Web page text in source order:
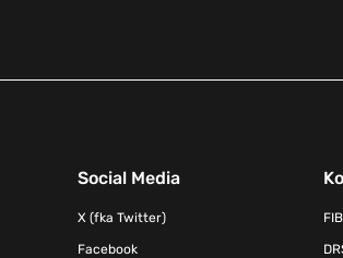
Social Media
X (fka Twitter)
Facebook